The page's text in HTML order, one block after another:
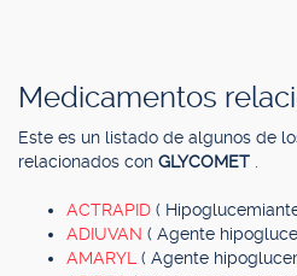
Medicamentos
Este es un listado de algunos de
relacionados con GLYCOMET
ACTRAPID (
ADIUVAN ( Agente
AMARYL ( Agente